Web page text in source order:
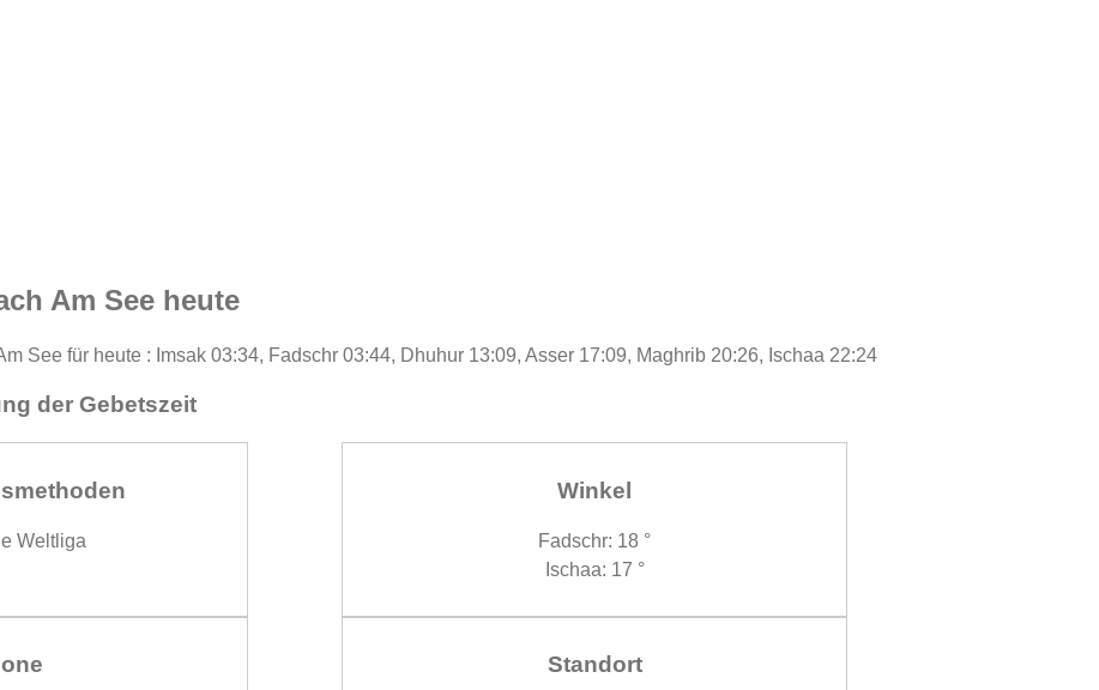
Am See heute
See für heute : Imsak 03:34, Fadschr 03:44, Dhuhur 13:09, Asser 17:09, Maghrib 20:26, Ischaa 22:24
der Gebetszeit
Weltliga
Winkel
Fadschr: 18 °
Ischaa: 17 °
Standort